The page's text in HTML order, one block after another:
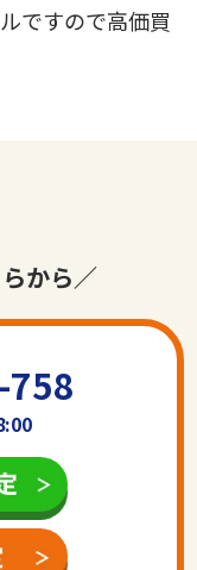
ですので高価買
から／